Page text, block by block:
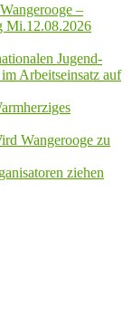
–
Mi.12.08.2026
Jugend-
Arbeitseinsatz auf
Wangerooge zu
ziehen